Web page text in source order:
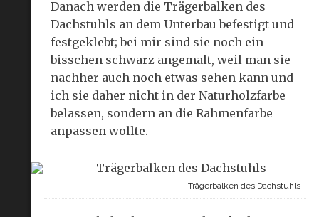
Danach werden die Trägerbalken des
Dachstuhls an dem Unterbau befestigt und
festgeklebt; bei mir sind sie noch ein
bisschen schwarz angemalt, weil man sie
nachher auch noch etwas sehen kann und
ich sie daher nicht in der Naturholzfarbe
belassen, sondern an die Rahmenfarbe
anpassen wollte.
Trägerbalken des Dachstuhls